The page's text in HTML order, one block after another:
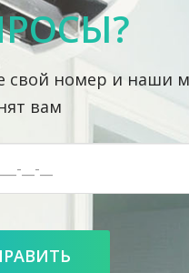
свой номер и наши
вам